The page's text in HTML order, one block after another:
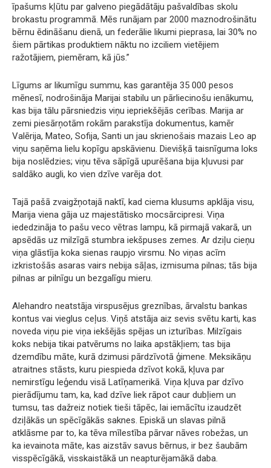
īpašums kļūtu par galveno piegādātāju pašvaldības skolu
brokastu programmā. Mēs runājam par 2000 maznodrošinātu
bērnu ēdināšanu dienā, un federālie likumi pieprasa, lai 30% no
šiem pārtikas produktiem nāktu no izciliem vietējiem
ražotājiem, piemēram, kā jūs.”
Līgums ar likumīgu summu, kas garantēja 35 000 pesos
mēnesī, nodrošināja Marijai stabilu un pārliecinošu ienākumu,
kas bija tālu pārsniedzis viņu iepriekšējās cerības. Marija ar
zemi piesārņotām rokām parakstīja dokumentus, kamēr
Valērija, Mateo, Sofija, Santi un jau skrienošais mazais Leo ap
viņu saņēma lielu kopīgu apskāvienu. Dievišķā taisnīguma loks
bija noslēdzies; viņu tēva sāpīgā upurēšana bija kļuvusi par
saldāko augli, ko vien dzīve varēja dot.
Tajā pašā zvaigžņotajā naktī, kad ciema klusums apklāja visu,
Marija viena gāja uz majestātisko mocsārcipresi. Viņa
iededzināja to pašu veco vētras lampu, kā pirmajā vakarā, un
apsēdās uz milzīgā stumbra iekšpuses zemes. Ar dziļu cieņu
viņa glāstīja koka sienas raupjo virsmu. No viņas acīm
izkristošās asaras vairs nebija sāļas, izmisuma pilnas; tās bija
pilnas ar pilnīgu un bezgalīgu mieru.
Alehandro neatstāja virspusējus greznības, ārvalstu bankas
kontus vai vieglus ceļus. Viņš atstāja aiz sevis svētu karti, kas
noveda viņu pie viņa iekšējās spējas un izturības. Milzīgais
koks nebija tikai patvērums no laika apstākļiem; tas bija
dzemdību māte, kurā dzimusi pārdzīvotā ģimene. Meksikāņu
atraitnes stāsts, kuru piespieda dzīvot kokā, kļuva par
nemirstīgu leģendu visā Latīņamerikā. Viņa kļuva par dzīvo
pierādījumu tam, ka, kad dzīve liek rāpot caur dubļiem un
tumsu, tas dažreiz notiek tieši tāpēc, lai iemācītu izaudzēt
dziļākās un spēcīgākās saknes. Episkā un slavas pilnā
atklāsme par to, ka tēva mīlestība pārvar nāves robežas, un
ka ievainota māte, kas aizstāv savus bērnus, ir bez šaubām
visspēcīgākā, visskaistākā un neapturējamākā daba.